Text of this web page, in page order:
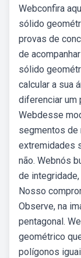
Webconfira
sólido
provas de
de
sólido
calcular a sua
diferenciar um
Webdesse
segmentos de
extremidades
não. Webnós
de
Nosso
Observe, na
pentagonal.
geométrico
polígonos